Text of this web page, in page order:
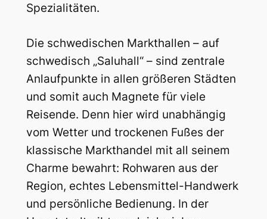
Spezialitäten.
Die schwedischen Markthallen – auf
schwedisch „Saluhall“ – sind zentrale
Anlaufpunkte in allen größeren Städten
und somit auch Magnete für viele
Reisende. Denn hier wird unabhängig
vom Wetter und trockenen Fußes der
klassische Markthandel mit all seinem
Charme bewahrt: Rohwaren aus der
Region, echtes Lebensmittel-Handwerk
und persönliche Bedienung. In der